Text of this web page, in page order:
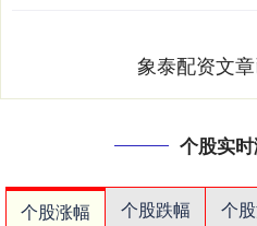
象泰配资文
个股实
个股涨幅 个股跌幅 个